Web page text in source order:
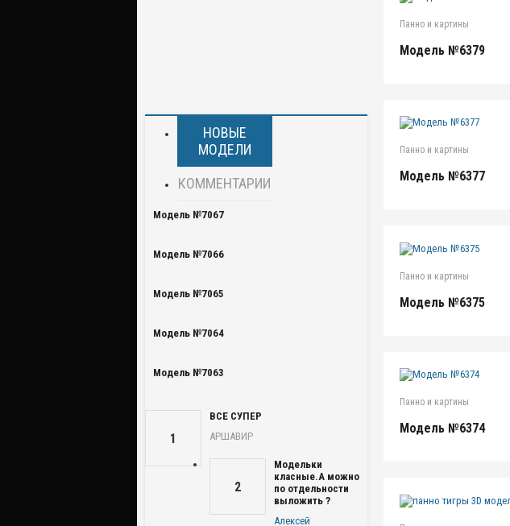
НОВЫЕ
МОДЕЛИ
КОММЕНТАРИИ
Модель №7067
Модель №7066
Модель №7065
Модель №7064
Модель №7063
1
ВСЕ СУПЕР
АРШАВИР
2
Модельки
класные.А можно
по отдельности
выложить ?
Алексей
Панно и картины
Модель №6379
Панно и картины
Модель №6377
Панно и картины
Модель №6375
Панно и картины
Модель №6374